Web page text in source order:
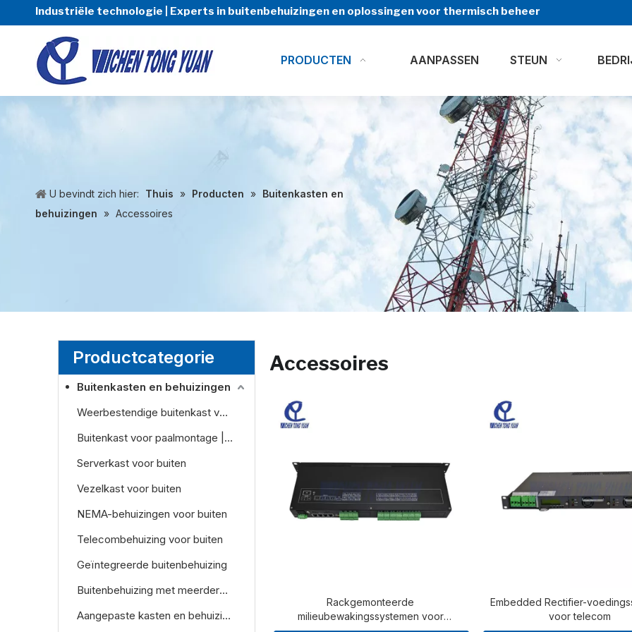
Industriële technologie | Experts in buitenbehuizingen en oplossingen voor thermisch beheer
PRODUCTEN AANPASSEN STEUN
U bevindt zich hier: Thuis » Producten » Buitenkasten en
behuizingen » Accessoires
Productcategorie
Buitenkasten en behuizingen
Weerbestendige buitenkast voor wandmontage
Buitenkast voor paalmontage | Weerbestendige behuizing voor telecom- en energiesystemen
Serverkast voor buiten
Vezelkast voor buiten
NEMA-behuizingen voor buiten
Telecombehuizing voor buiten
Geïntegreerde buitenbehuizing
Buitenbehuizing met meerdere baaien
Aangepaste kasten en behuizingen
Accessoires
Rackgemonteerde
milieubewakingssystemen voor
Embedded Rectifier-
voor telecom